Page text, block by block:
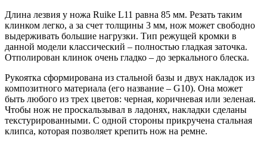
Длина лезвия у ножа Ruike L11 равна 85 мм. Резать таким
клинком легко, а за счет толщины 3 мм, нож может свободно
выдерживать большие нагрузки. Тип режущей кромки в
данной модели классический – полностью гладкая заточка.
Отполирован клинок очень гладко – до зеркального блеска.
Рукоятка сформирована из стальной базы и двух накладок из
композитного материала (его название – G10). Она может
быть любого из трех цветов: черная, коричневая или зеленая.
Чтобы нож не проскальзывал в ладонях, накладки сделаны
текстурированными. С одной стороны прикручена стальная
клипса, которая позволяет крепить нож на ремне.